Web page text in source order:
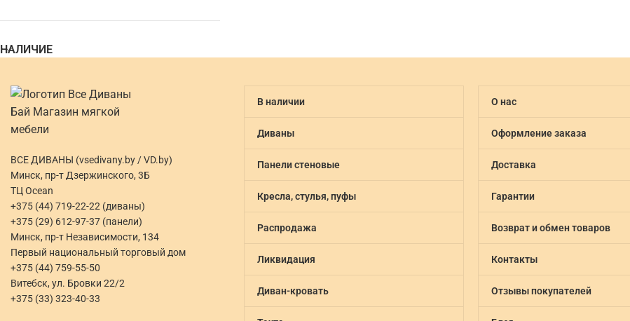
НАЛИЧИЕ
ВСЕ ДИВАНЫ (vsedivany.by / VD.by)
Минск, пр-т Дзержинского, 3Б
ТЦ Ocean
+375 (44) 719-22-22 (диваны)
+375 (29) 612-97-37 (панели)
Минск, пр-т Независимости, 134
Первый национальный торговый дом
+375 (44) 759-55-50
Витебск, ул. Бровки 22/2
+375 (33) 323-40-33
В наличии
Диваны
Панели стеновые
Кресла, стулья, пуфы
Распродажа
Ликвидация
Диван-кровать
О нас
Оформление заказа
Доставка
Гарантии
Возврат и обмен товаров
Контакты
Отзывы покупателей